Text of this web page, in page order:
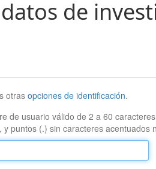
de
otrasopciones de identificación.
de usuario válido de 2 a 60
y puntos (.) sin caracteres acentuados